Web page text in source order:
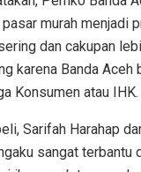
murah menjadi
dan cakupan
karena Banda
Konsumen atau IHK.
Sarifah Harahap
sangat terbantu